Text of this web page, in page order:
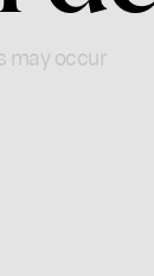
may occur